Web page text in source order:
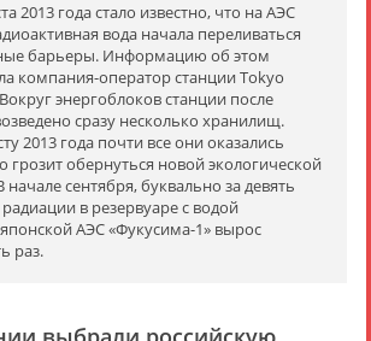
2013 года стало известно, что на АЭС
вода начала переливаться
барьеры. Информацию об этом
компания-оператор станции Tokyo
энергоблоков станции после
сразу несколько хранилищ.
2013 года почти все они оказались
грозит обернуться новой экологической
начале сентября, буквально за девять
в резервуаре с водой
АЭС «Фукусима-1» вырос
раз.